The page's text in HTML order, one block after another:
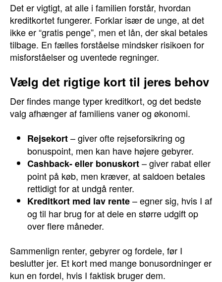
Det er vigtigt, at alle i familien forstår, hvordan
kreditkortet fungerer. Forklar især de unge, at det
ikke er “gratis penge”, men et lån, der skal betales
tilbage. En fælles forståelse mindsker risikoen for
misforståelser og uventede regninger.
Vælg det rigtige kort til jeres behov
Der findes mange typer kreditkort, og det bedste
valg afhænger af familiens vaner og økonomi.
Rejsekort– giver ofte rejseforsikring og
bonuspoint, men kan have højere gebyrer.
Cashback- eller bonuskort– giver rabat eller
point på køb, men kræver, at saldoen betales
rettidigt for at undgå renter.
Kreditkort med lav rente– egner sig, hvis I af
og til har brug for at dele en større udgift op
over flere måneder.
Sammenlign renter, gebyrer og fordele, før I
beslutter jer. Et kort med mange bonusordninger er
kun en fordel, hvis I faktisk bruger dem.